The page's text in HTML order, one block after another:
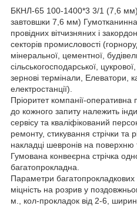
БКНЛ-65 100-1400*3 3/1 (7,6
завтовшки 7,6 мм) Гумотканинна
провідних вітчизняних і
секторів промисловості
мінеральної, цементної,
сільськогосподарської,
зернові термінали, Елеватори,
електростанції).
Пріоритет компанії-оперативна
до кожного запиту належить
сервісу та кваліфікований
ремонту, стикування стрічки та
накладці шевронів на поверхню
Гумована конвеєрна стрічка
багатопрокладна.
Параметри багатопрокладкових
міцність на розрив у
м., кол-прокладок від 2-6,